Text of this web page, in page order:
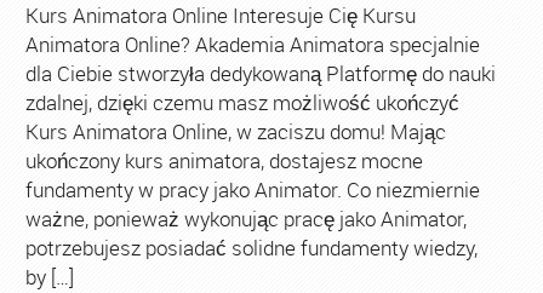
Kurs Animatora Online Interesuje Cię Kursu
Animatora Online? Akademia Animatora specjalnie
dla Ciebie stworzyła dedykowaną Platformę do nauki
zdalnej, dzięki czemu masz możliwość ukończyć
Kurs Animatora Online, w zaciszu domu! Mając
ukończony kurs animatora, dostajesz mocne
fundamenty w pracy jako Animator. Co niezmiernie
ważne, ponieważ wykonując pracę jako Animator,
potrzebujesz posiadać solidne fundamenty wiedzy,
by […]